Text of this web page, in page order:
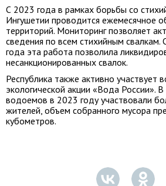
С 2023 года в рамках борьбы со
Ингушетии проводится ежемесячное
территорий. Мониторинг позволяет
сведения по всем стихийным свалкам.
года эта работа позволила
несанкционированных свалок.
Республика также активно участвует
экологической акции «Вода России». В
водоемов в 2023 году участвовали
жителей, объем собранного мусора
кубометров.